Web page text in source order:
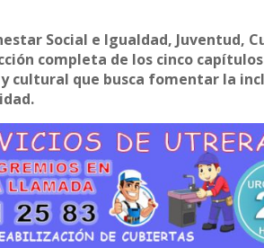
Social e Igualdad, Juventud,
completa de los cinco
cultural que busca fomentar la